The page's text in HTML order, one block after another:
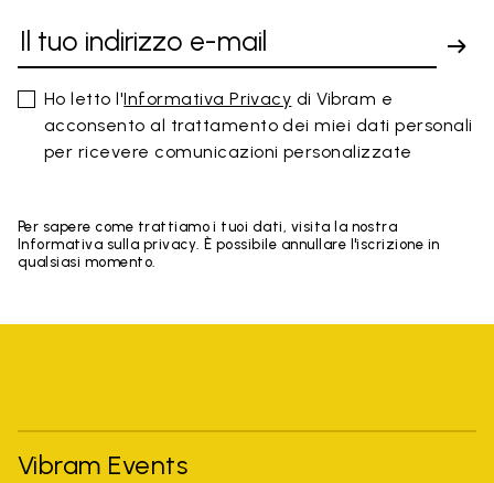
Ho letto l'Informativa Privacy di Vibram e
acconsento al trattamento dei miei dati personali
per ricevere comunicazioni personalizzate
Per sapere come trattiamo i tuoi dati, visita la nostra
Informativa sulla privacy. È possibile annullare l'iscrizione in
qualsiasi momento.
Vibram Events